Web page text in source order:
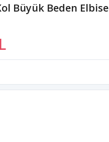
Büyük Beden Elbise